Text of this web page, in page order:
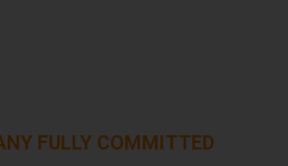
FULLY COMMITTED